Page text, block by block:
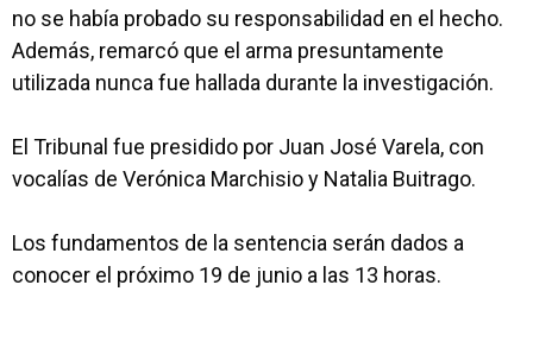
no se había probado su responsabilidad en el hecho.
Además, remarcó que el arma presuntamente
utilizada nunca fue hallada durante la investigación.
El Tribunal fue presidido por Juan José Varela, con
vocalías de Verónica Marchisio y Natalia Buitrago.
Los fundamentos de la sentencia serán dados a
conocer el próximo 19 de junio a las 13 horas.